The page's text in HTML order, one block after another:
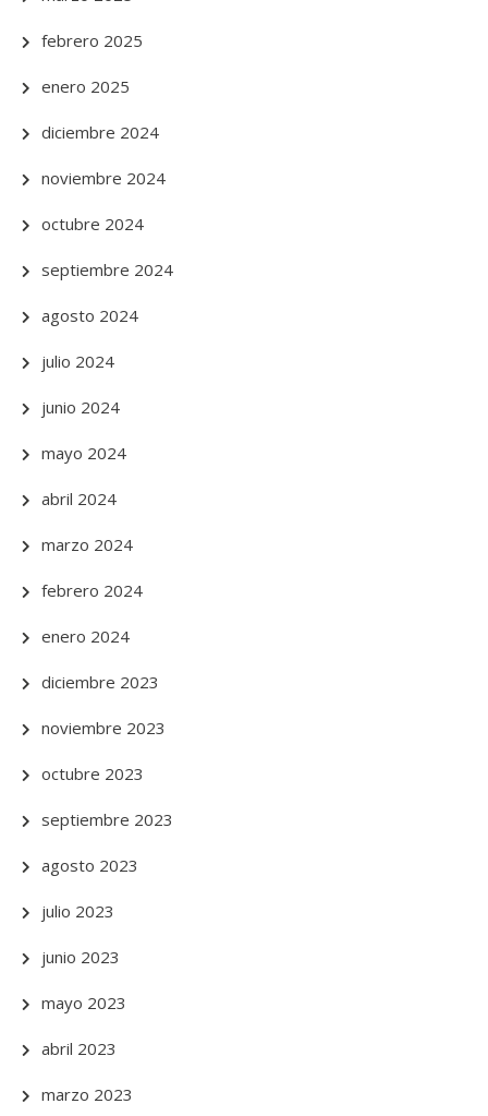
febrero 2025
enero 2025
diciembre 2024
noviembre 2024
octubre 2024
septiembre 2024
agosto 2024
julio 2024
junio 2024
mayo 2024
abril 2024
marzo 2024
febrero 2024
enero 2024
diciembre 2023
noviembre 2023
octubre 2023
septiembre 2023
agosto 2023
julio 2023
junio 2023
mayo 2023
abril 2023
marzo 2023